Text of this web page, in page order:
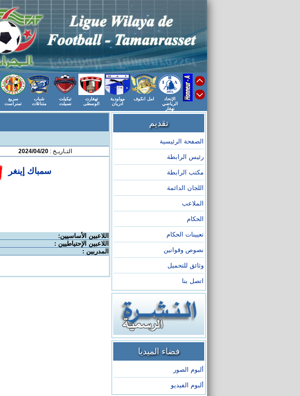
الإتحاد
الرياضي
نهقار
امل انكوف
مولودية
أدريان
تهقارت
الوسطى
تيكيلت
نسيلت
شباب
متناتلات
سريع
تمنراست
تقديم
الصفحة الرئيسية
رئيس الرابطة
مكتب الرابطة
اللجان الدائمة
الملاعب
الحكام
تعيينات الحكام
نصوص وقوانين
وثائق للتحميل
اتصل بنا
فضاء الميديا
ألبوم الصور
ألبوم الفيديو
التـاريـخ : 2024/04/20
سمباك إينغر
اللاعبين الأساسيين:
اللاعبين الإحتياطيين :
المدربين :